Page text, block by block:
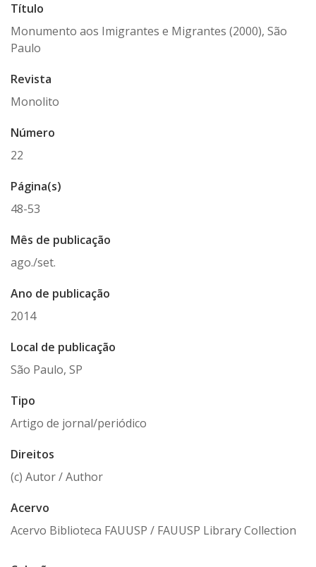
Título
Monumento aos Imigrantes e Migrantes (2000), São
Paulo
Revista
Monolito
Número
22
Página(s)
48-53
Mês de publicação
ago./set.
Ano de publicação
2014
Local de publicação
São Paulo, SP
Tipo
Artigo de jornal/periódico
Direitos
(c) Autor / Author
Acervo
Acervo Biblioteca FAUUSP / FAUUSP Library Collection